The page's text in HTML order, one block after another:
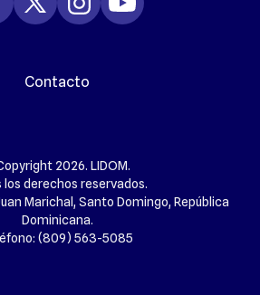
Contacto
2026. LIDOM.
los derechos reservados.
Marichal, Santo Domingo, República
Dominicana.
(809) 563-5085